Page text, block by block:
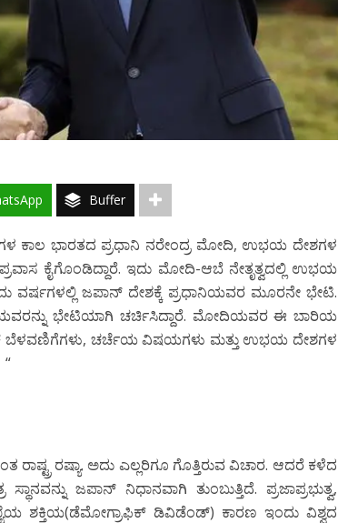
Buffer
ಕಾಲ ಭಾರತದ ಪ್ರಧಾನಿ ನರೇಂದ್ರ ಮೋದಿ, ಉಭಯ ದೇಶಗಳ
ಕೈಗೊಂಡಿದ್ದಾರೆ. ಇದು ಮೋದಿ-ಆಬೆ ನೇತೃತ್ವದಲ್ಲಿ ಉಭಯ
ವರ್ಷಗಳಲ್ಲಿ ಜಪಾನ್ ದೇಶಕ್ಕೆ ಪ್ರಧಾನಿಯವರ ಮೂರನೇ ಭೇಟಿ.
ಭೇಟಿಯಾಗಿ ಚರ್ಚಿಸಿದ್ದಾರೆ. ಮೋದಿಯವರ ಈ ಬಾರಿಯ
ಬೆಳವಣಿಗೆಗಳು, ಚರ್ಚೆಯ ವಿಷಯಗಳು ಮತ್ತು ಉಭಯ ದೇಶಗಳ
ರಷ್ಯಾ. ಅದು ಎಲ್ಲರಿಗೂ ಗೊತ್ತಿರುವ ವಿಚಾರ. ಆದರೆ ಕಳೆದ
ಜಪಾನ್ ನಿಧಾನವಾಗಿ ತುಂಬುತ್ತಿದೆ. ಪ್ರಜಾಪ್ರಭುತ್ವ,
ಶಕ್ತಿಯ(ಡೆಮೋಗ್ರಾಫಿಕ್ ಡಿವಿಡೆಂಡ್) ಕಾರಣ ಇಂದು ವಿಶ್ವದ